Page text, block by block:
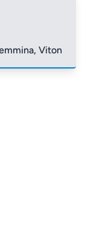
Viton